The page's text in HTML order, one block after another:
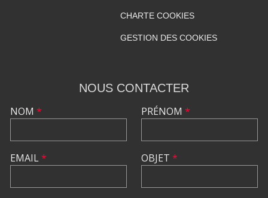
CHARTE COOKIES
GESTION DES COOKIES
NOUS CONTACTER
NOM *
EMAIL*
PRÉNOM *
OBJET *